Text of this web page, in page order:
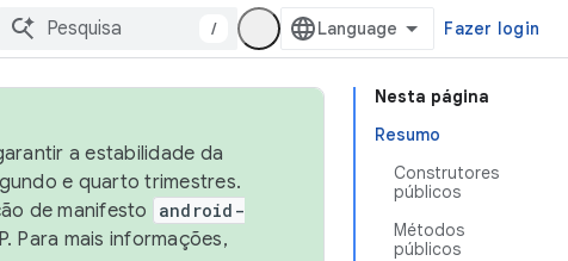
/ Fazer login
Nesta página
Resumo
Construtores
públicos
Métodos
públicos
a estabilidade da
e quarto trimestres.
de manifesto
android-
Para mais informações,